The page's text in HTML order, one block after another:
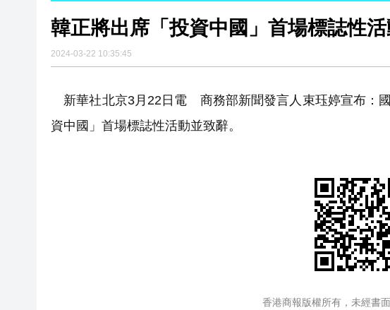
韓正將出席「投資中國」首場標誌性
2024-03-22 10:35:45
新華社北京3月22日電 商務部新聞發言人束珏婷宣布：
資中國」首場標誌性活動並致辭。
香港商報版權所有，未經書